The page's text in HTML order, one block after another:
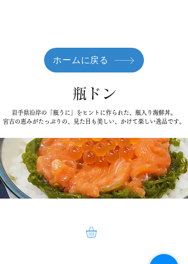
ホームに戻る
瓶ドン
岩手県沿岸の「瓶うに」をヒントに作られた、瓶入り海鮮丼。
宮古の恵みがたっぷりの、見た目も美しい、かけて楽しい逸品です。